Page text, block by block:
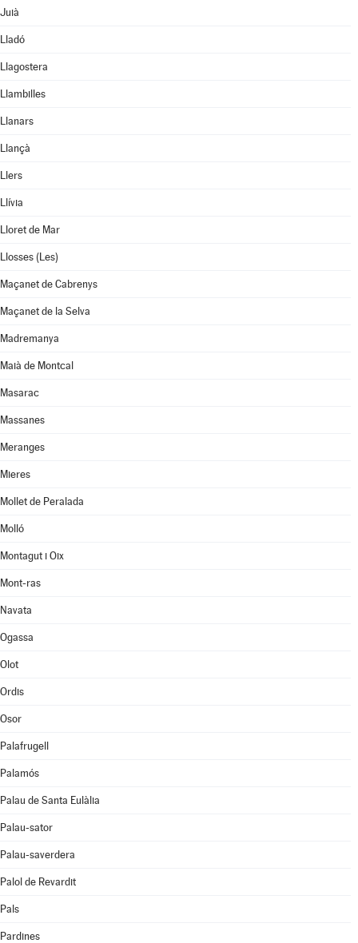
Juià
Lladó
Llagostera
Llambilles
Llanars
Llançà
Llers
Llívia
Lloret de Mar
Llosses (Les)
Maçanet de Cabrenys
Maçanet de la Selva
Madremanya
Maià de Montcal
Masarac
Massanes
Meranges
Mieres
Mollet de Peralada
Molló
Montagut i Oix
Mont-ras
Navata
Ogassa
Olot
Ordis
Osor
Palafrugell
Palamós
Palau de Santa Eulàlia
Palau-sator
Palau-saverdera
Palol de Revardit
Pals
Pardines